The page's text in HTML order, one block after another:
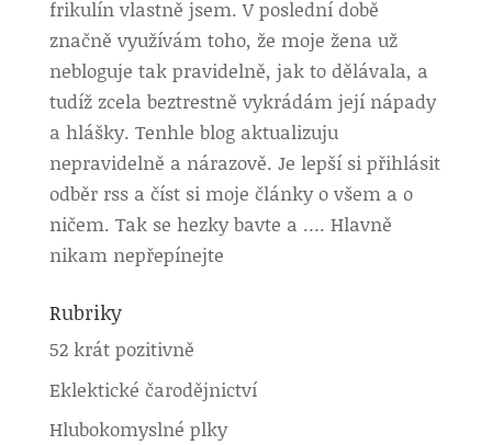
frikulín vlastně jsem. V poslední době
značně využívám toho, že moje žena už
nebloguje tak pravidelně, jak to dělávala, a
tudíž zcela beztrestně vykrádám její nápady
a hlášky. Tenhle blog aktualizuju
nepravidelně a nárazově. Je lepší si přihlásit
odběr rss a číst si moje články o všem a o
ničem. Tak se hezky bavte a …. Hlavně
nikam nepřepínejte
Rubriky
52 krát pozitivně
Eklektické čarodějnictví
Hlubokomyslné plky